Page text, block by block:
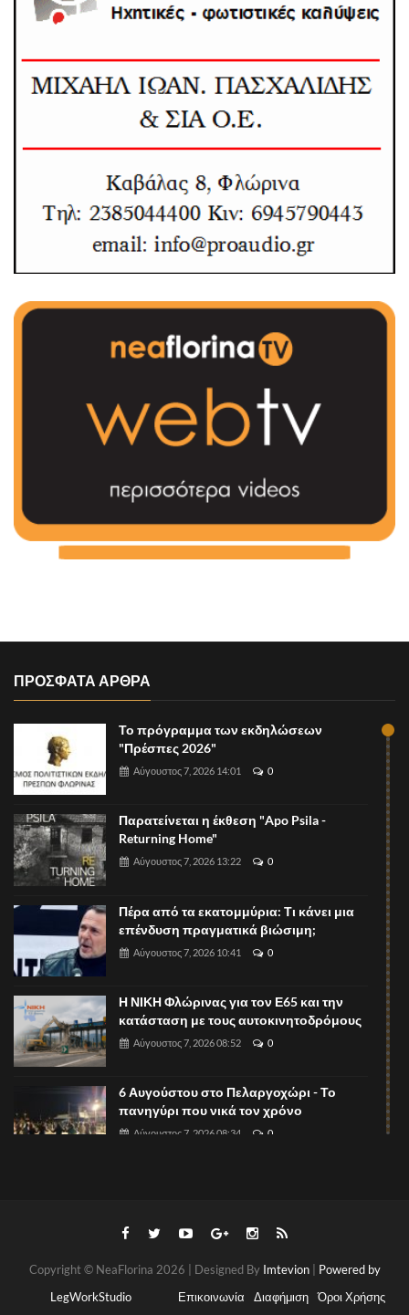
ΠΡΟΣΦΑΤΑ ΑΡΘΡΑ
Το πρόγραμμα των εκδηλώσεων
"Πρέσπες 2026"
Αύγουστος 7, 2026 14:01 0
Παρατείνεται η έκθεση "Apo Psila -
Returning Home"
Αύγουστος 7, 2026 13:22 0
Πέρα από τα εκατομμύρια: Τι κάνει μια
επένδυση πραγματικά βιώσιμη;
Αύγουστος 7, 2026 10:41 0
Η ΝΙΚΗ Φλώρινας για τον Ε65 και την
κατάσταση με τους αυτοκινητοδρόμους
Αύγουστος 7, 2026 08:52 0
6 Αυγούστου στο Πελαργοχώρι - Το
πανηγύρι που νικά τον χρόνο
Αύγουστος 7, 2026 08:34 0
Αύγουστος 7, 2026 08:31
Α.Σ. Αμύντας Αμυνταίου: Ενημερωτικό
δελτίο τύπου ενόψει της τακτικής
Copyright © NeaFlorina 2026 | Designed By Imtevion| Powered by
LegWorkStudio
Επικοινωνία Διαφήμιση Όροι Χρήσης